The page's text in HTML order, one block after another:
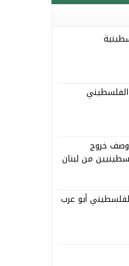
وصف خروج
من لبنان
أبو عرب